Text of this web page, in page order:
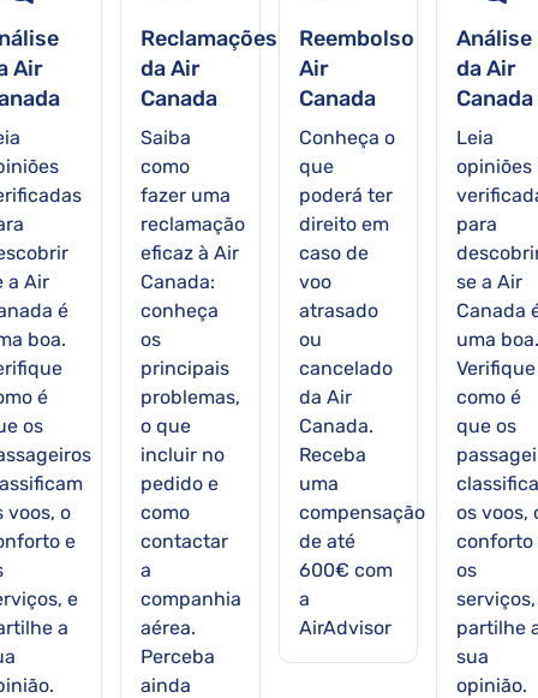
Air
a Air
é
boa.
é
os
voos, o
e
e
a
Reclamações
da Air
Canada
Saiba
como
fazer uma
reclamação
eficaz à Air
Canada:
conheça
os
principais
problemas,
o que
incluir no
pedido e
como
contactar
a
companhia
aérea.
Perceba
ainda
Reembolso
Air
Canada
Conheça o
que
poderá ter
direito em
caso de
voo
atrasado
ou
cancelado
da Air
Canada.
Receba
uma
compensação
de até
600€ com
a
AirAdvisor
Análise
da Air
Canada
Leia
opiniões
para
se a Air
Canada
uma boa.
Verifique
como é
que os
os voos,
conforto
os
partilhe
sua
opinião.